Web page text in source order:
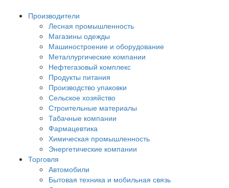
Производители
Лесная промышленность
Магазины одежды
Машиностроение и оборудование
Металлургические компании
Нефтегазовый комплекс
Продукты питания
Производство упаковки
Сельское хозяйство
Строительные материалы
Табачные компании
Фармацевтика
Химическая промышленность
Энергетические компании
Торговля
Автомобили
Бытовая техника и мобильная связь